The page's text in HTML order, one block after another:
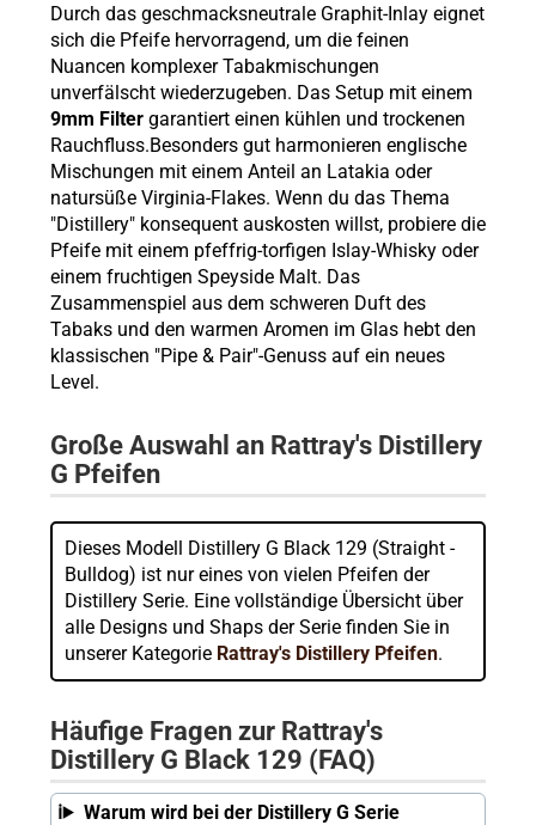
Durch das geschmacksneutrale Graphit-Inlay eignet
sich die Pfeife hervorragend, um die feinen
Nuancen komplexer Tabakmischungen
unverfälscht wiederzugeben. Das Setup mit einem
9mm Filtergarantiert einen kühlen und trockenen
Rauchfluss.Besonders gut harmonieren englische
Mischungen mit einem Anteil an Latakia oder
natursüße Virginia-Flakes. Wenn du das Thema
"Distillery" konsequent auskosten willst, probiere die
Pfeife mit einem pfeffrig-torfigen Islay-Whisky oder
einem fruchtigen Speyside Malt. Das
Zusammenspiel aus dem schweren Duft des
Tabaks und den warmen Aromen im Glas hebt den
klassischen "Pipe & Pair"-Genuss auf ein neues
Level.
Große Auswahl an Rattray's Distillery
G Pfeifen
Dieses Modell Distillery G Black 129 (Straight -
Bulldog) ist nur eines von vielen Pfeifen der
Distillery Serie. Eine vollständige Übersicht über
alle Designs und Shaps der Serie finden Sie in
unserer Kategorie Rattray's Distillery Pfeifen.
Häufige Fragen zur Rattray's
Distillery G Black 129 (FAQ)
Warum wird bei der Distillery G Serie